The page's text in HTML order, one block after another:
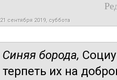
21 сентября 2019, суббота
Синяя борода,
терпеть их на